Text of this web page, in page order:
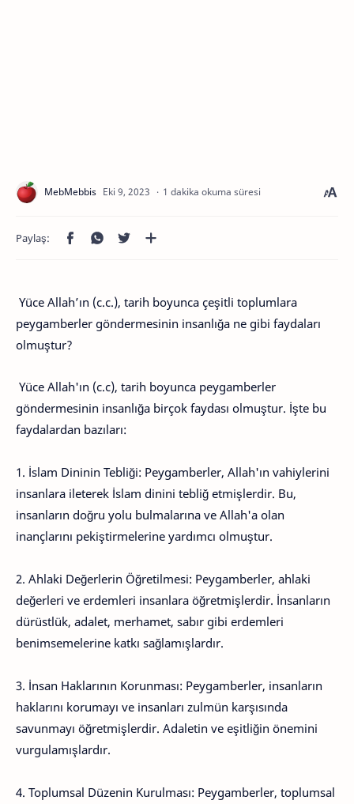
1 dakika okuma süresi
Yüce Allah’ın (c.c.), tarih boyunca çeşitli toplumlara
peygamberler göndermesinin insanlığa ne gibi faydaları
olmuştur?
Yüce Allah'ın (c.c), tarih boyunca peygamberler
göndermesinin insanlığa birçok faydası olmuştur. İşte bu
faydalardan bazıları:
1. İslam Dininin Tebliği: Peygamberler, Allah'ın vahiylerini
insanlara ileterek İslam dinini tebliğ etmişlerdir. Bu,
insanların doğru yolu bulmalarına ve Allah'a olan
inançlarını pekiştirmelerine yardımcı olmuştur.
2. Ahlaki Değerlerin Öğretilmesi: Peygamberler, ahlaki
değerleri ve erdemleri insanlara öğretmişlerdir. İnsanların
dürüstlük, adalet, merhamet, sabır gibi erdemleri
benimsemelerine katkı sağlamışlardır.
3. İnsan Haklarının Korunması: Peygamberler, insanların
haklarını korumayı ve insanları zulmün karşısında
savunmayı öğretmişlerdir. Adaletin ve eşitliğin önemini
vurgulamışlardır.
4. Toplumsal Düzenin Kurulması: Peygamberler, toplumsal